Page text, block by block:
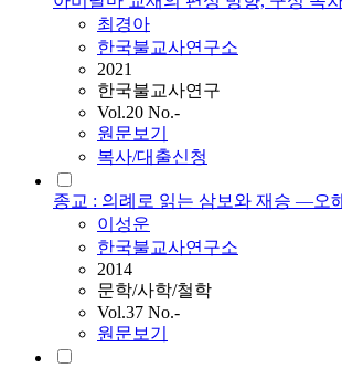
최경아
한국불교사연구소
2021
한국불교사연구
Vol.20 No.-
원문보기
복사/대출신청
종교 : 의례로 읽는 삼보와 재승 ―오
이성운
한국불교사연구소
2014
문학/사학/철학
Vol.37 No.-
원문보기